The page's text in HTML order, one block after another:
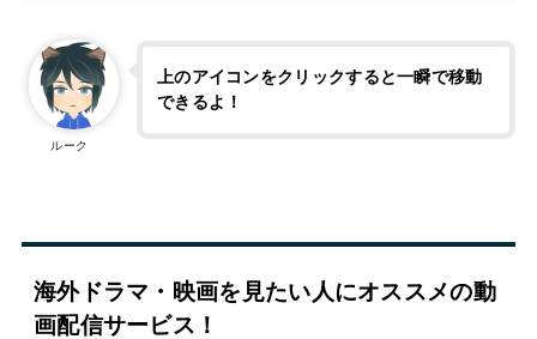
ルーク
上のアイコンをクリックすると一瞬で移動
できるよ！
海外ドラマ・映画を見たい人にオススメの動
画配信サービス！